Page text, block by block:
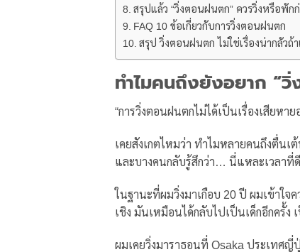
สรุปแล้ว “วิ่งตอนฝนตก” ควรวิ่งหรือพัก
FAQ 10 ข้อเกี่ยวกับการวิ่งตอนฝนตก
สรุป วิ่งตอนฝนตก ไม่ใช่เรื่องน่ากลัวถ้
ทำไมคนถึงยังอยาก “
“การวิ่งตอนฝนตกไม่ได้เป็นเรื่องเสียห
เคยสังเกตไหมว่า ทำไมหลายคนถึงตื่น
และบางคนกลับรู้สึกว่า… นี่แหละเวลาที่
ในฐานะที่ผมวิ่งมาเกือบ 20 ปี ผมเข้าใ
เชิง มันเหมือนได้กลับไปเป็นเด็กอีกครั้ง
ผมเคยวิ่งมาราธอนที่ Osaka ประเทศ